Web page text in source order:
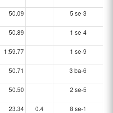
50.09 5 se-3
50.89 1 se-4
1:59.77 1 se-9
50.71 3 ba-6
50.50 2 se-5
23.34 0.4 8 se-1